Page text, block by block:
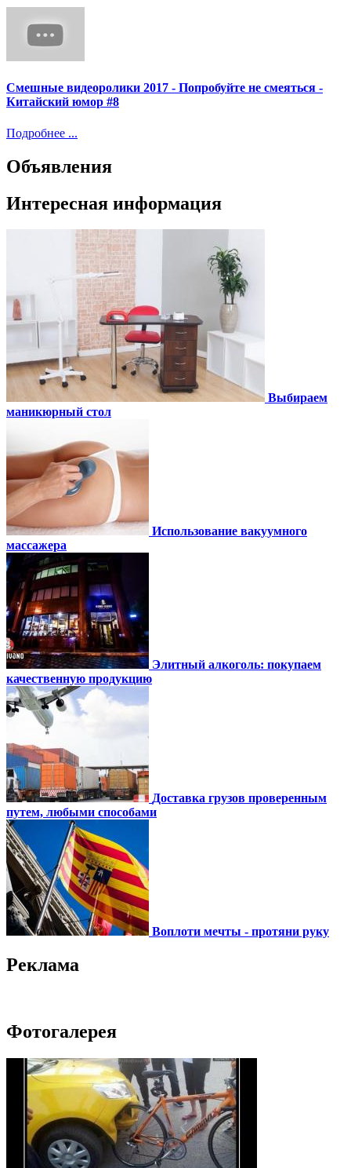
Смешные видеоролики 2017 - Попробуйте не смеяться -
Китайский юмор #8
Подробнее ...
Объявления
Интересная информация
Выбираем
маникюрный стол
Использование вакуумного
массажера
Элитный алкоголь: покупаем
качественную продукцию
Доставка грузов проверенным
путем, любыми способами
Воплоти мечты - протяни руку
Реклама
Фотогалерея